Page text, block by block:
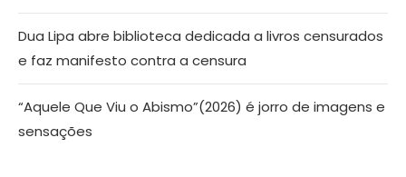
Dua Lipa abre biblioteca dedicada a livros censurados
e faz manifesto contra a censura
“Aquele Que Viu o Abismo”(2026) é jorro de imagens e
sensações